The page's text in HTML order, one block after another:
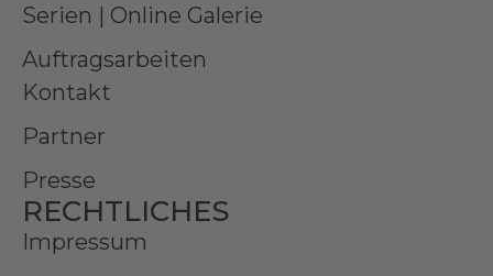
Serien | Online Galerie
Auftragsarbeiten
Kontakt
Partner
Presse
RECHTLICHES
Impressum